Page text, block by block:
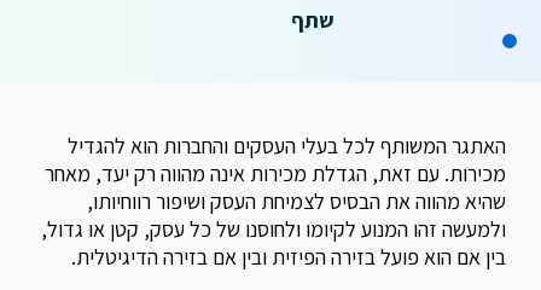
שתף
האתגר המשותף לכל בעלי העסקים והחברות הוא להגדיל
מכירות. עם זאת, הגדלת מכירות אינה מהווה רק יעד, מאחר
שהיא מהווה את הבסיס לצמיחת העסק ושיפור רווחיותו,
ולמעשה זהו המנוע לקיומו ולחוסנו של כל עסק, קטן או גדול,
בין אם הוא פועל בזירה הפיזית ובין אם בזירה הדיגיטלית.